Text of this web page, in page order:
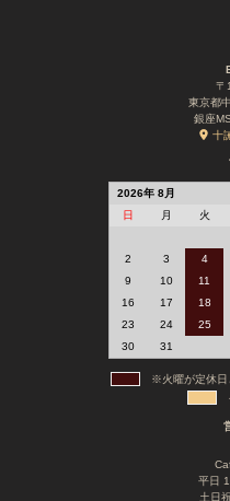
〒
東京都
銀座
十
2026年 8月
日
月 火
2
3 4
9
10 11
16
17 18
23
24 25
30
31
※火曜が定休日
平日
土日